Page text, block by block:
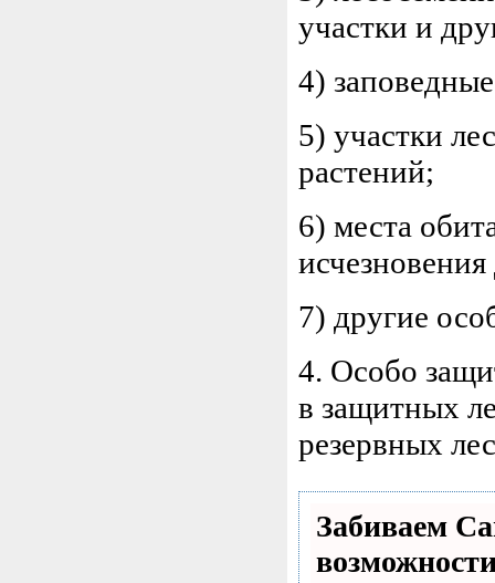
участки и
4)
5) участки
растений;
6) места
7) другие
4. Особо
в защитных
резервных
Забиваем